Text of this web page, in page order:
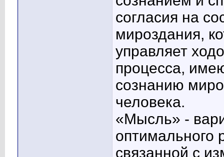
согласия на
мироздания,
управляет
процесса,
сознанию
человека.
«Мысль» -
оптимального
связанной с